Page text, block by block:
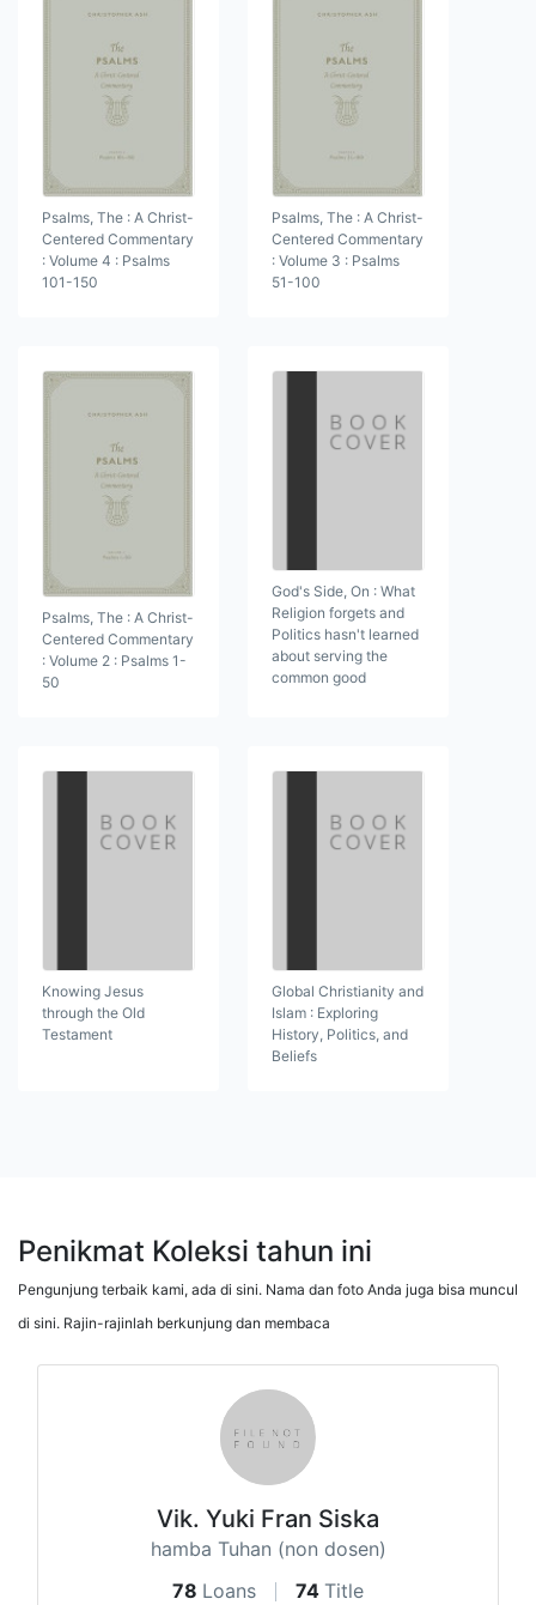
Psalms, The : A Christ-
Centered Commentary
: Volume 4 : Psalms
101-150
Psalms, The : A Christ-
Centered Commentary
: Volume 3 : Psalms
51-100
Psalms, The : A Christ-
Centered Commentary
: Volume 2 : Psalms 1-
50
God's Side, On : What
Religion forgets and
Politics hasn't learned
about serving the
common good
Knowing Jesus
through the Old
Testament
Global Christianity and
Islam : Exploring
History, Politics, and
Beliefs
Penikmat Koleksi tahun ini
Pengunjung terbaik kami, ada di sini. Nama dan foto Anda juga bisa muncul
di sini. Rajin-rajinlah berkunjung dan membaca
Vik. Yuki Fran Siska
hamba Tuhan (non dosen)
78 Loans 74 Title